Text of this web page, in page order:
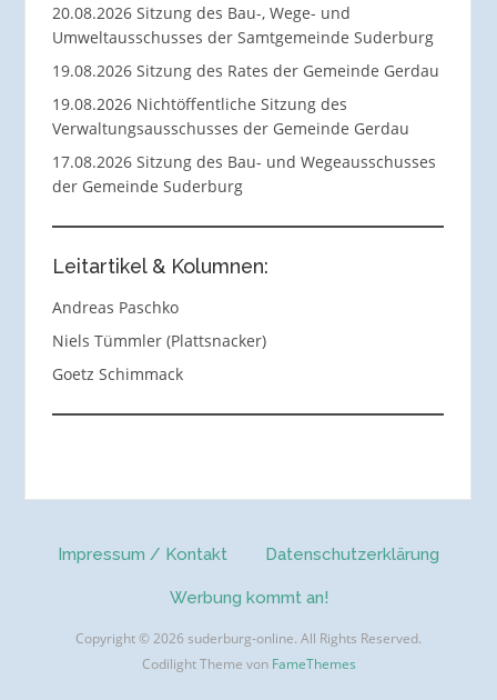
20.08.2026 Sitzung des Bau-, Wege- und
Umweltausschusses der Samtgemeinde Suderburg
19.08.2026 Sitzung des Rates der Gemeinde Gerdau
19.08.2026 Nichtöffentliche Sitzung des
Verwaltungsausschusses der Gemeinde Gerdau
17.08.2026 Sitzung des Bau- und Wegeausschusses
der Gemeinde Suderburg
Leitartikel & Kolumnen:
Andreas Paschko
Niels Tümmler (Plattsnacker)
Goetz Schimmack
Impressum / Kontakt Datenschutzerklärung
Werbung kommt an!
Copyright © 2026 suderburg-online. All Rights Reserved.
Codilight Theme von FameThemes